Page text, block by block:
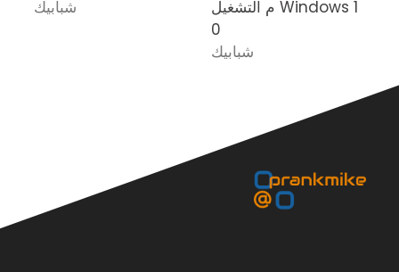
شبابيك
م التشغيل Windows 1
0
شبابيك